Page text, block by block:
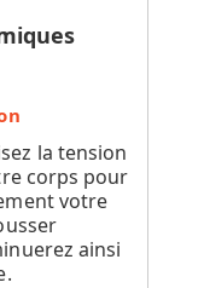
la tension
corps pour
votre
ainsi